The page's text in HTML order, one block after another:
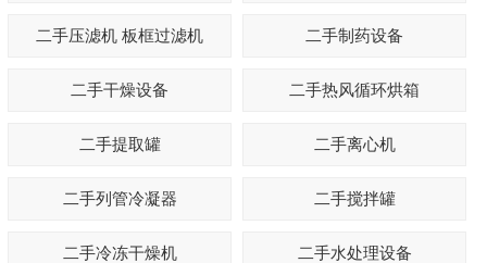
二手压滤机 板框过滤机 二手制药设备
二手干燥设备 二手热风循环烘箱
二手提取罐 二手离心机
二手列管冷凝器 二手搅拌罐
二手冷冻干燥机 二手水处理设备